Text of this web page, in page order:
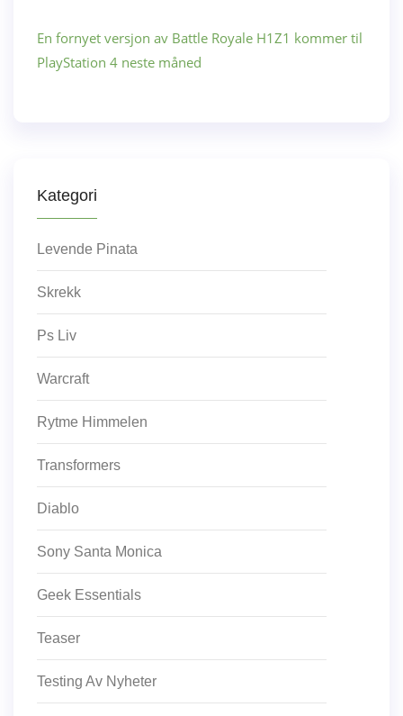
En fornyet versjon av Battle Royale H1Z1 kommer til
PlayStation 4 neste måned
Kategori
Levende Pinata
Skrekk
Ps Liv
Warcraft
Rytme Himmelen
Transformers
Diablo
Sony Santa Monica
Geek Essentials
Teaser
Testing Av Nyheter